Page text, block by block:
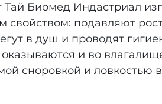
Биомед Индастриал
подавляют
в душ и проводят
и во
сноровкой и ловкостью